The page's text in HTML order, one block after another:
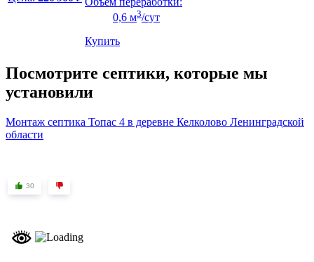
0,6 м3/сут
Купить
Посмотрите септики, которые мы
установили
Монтаж септика Топас 4 в деревне Келколово Ленинградской
области
30